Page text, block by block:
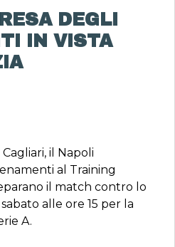
DEGLI
IN VISTA
il Napoli
al Training
il match contro lo
alle ore 15 per la
A.